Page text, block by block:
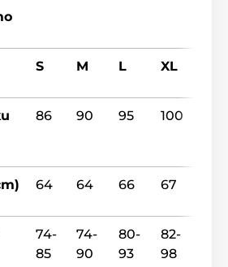
S M L XL
86 90 95 100
64 64 66 67
74-
85
74-
90
80-
93
82-
98